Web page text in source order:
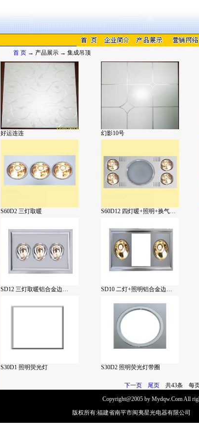
首 页→ 产品展示 → 集成吊顶
好运连连 幻影10号
S60D2 三灯取暖 S60D12 四灯暖+照明+换气…
SD12 三灯取暖铝合金边… SD10 二灯+照明铝合金边…
S30D1 照明荧光灯 S30D2 照明荧光灯带圈
下一页 尾页 共43条 每
Copyright@2005 by Mydqw.Com All
版权所有:福建省南平市闽夷星光电器有限公司